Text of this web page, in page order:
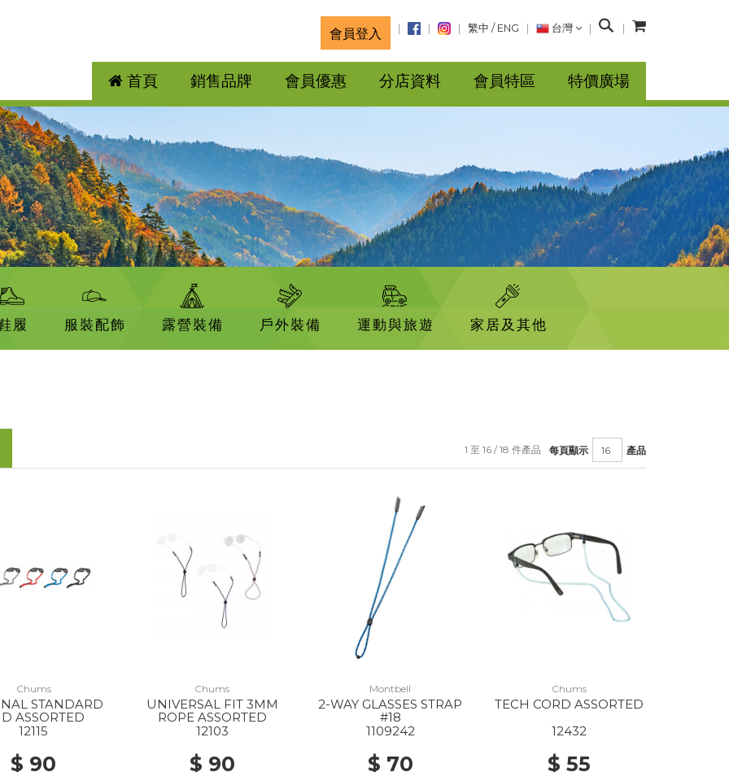
會員登入 繁中 / ENG 台灣
搜
首頁 銷售品牌 會員優惠 分店資料 會員特區 特價廣場
履 服裝配飾 露營裝備 戶外裝備 運動與旅遊 家居及其他
每頁顯示 產品
1 至 16 / 18 件產品
Chums
STANDARD
ASSORTED
12115
$ 90
Chums
UNIVERSAL FIT 3MM
ROPE ASSORTED
12103
$ 90
Montbell
2-WAY GLASSES STRAP
#18
1109242
$ 70
Chums
TECH CORD ASSORTED
12432
$ 55